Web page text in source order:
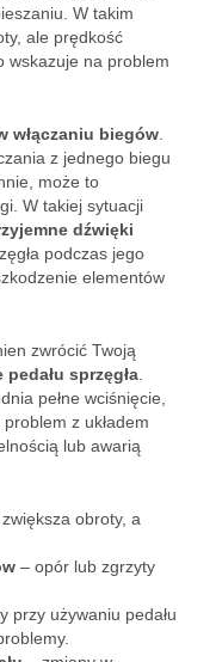
W takim
ale prędkość
wskazuje na problem
włączaniu biegów
z jednego biegu
może to
W takiej sytuacji
dźwięki
podczas jego
elementów
zwrócić Twoją
pedału sprzęgła
pełne wciśnięcie,
z układem
lub awarią
obroty, a
– opór lub zgrzyty
przy używaniu pedału